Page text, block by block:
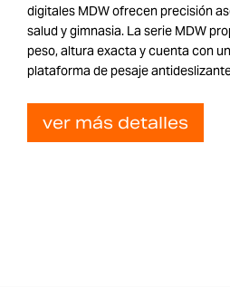
digitales MDW ofrecen precisión
salud y gimnasia. La serie MDW
peso, altura exacta y cuenta con
plataforma de pesaje
ver más detalles